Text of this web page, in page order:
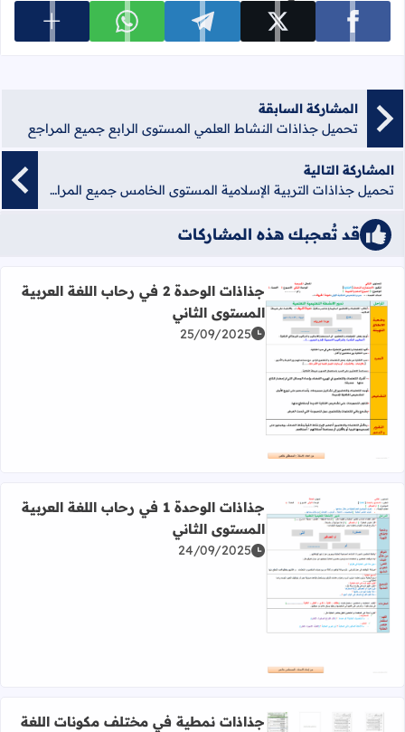
شارك على facebook شارك على x شارك على telegram شارك على whatsapp عرض
المشاركة السابقة
تحميل جذاذات النشاط العلمي المستوى الرابع جميع المراجع
المشاركة التالية
تحميل جذاذات التربية الإسلامية المستوى الخامس جميع المراجع
قد تُعجبك هذه المشاركات
اقرأ المزيد عن جذاذات الوحدة 2 في رحاب اللغة العربية المستوى الثاني
جذاذات الوحدة 2 في رحاب اللغة العربية
المستوى الثاني
25/09/2025
اقرأ المزيد عن جذاذات الوحدة 1 في رحاب اللغة العربية المستوى الثاني
جذاذات الوحدة 1 في رحاب اللغة العربية
المستوى الثاني
24/09/2025
جذاذات نمطية في مختلف مكونات اللغة